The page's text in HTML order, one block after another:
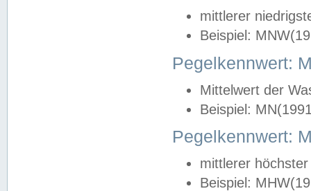
mittlerer
Beispiel:
Pegelkennwert:
Mittelwert der
Beispiel:
Pegelkennwert:
mittlerer
Beispiel: